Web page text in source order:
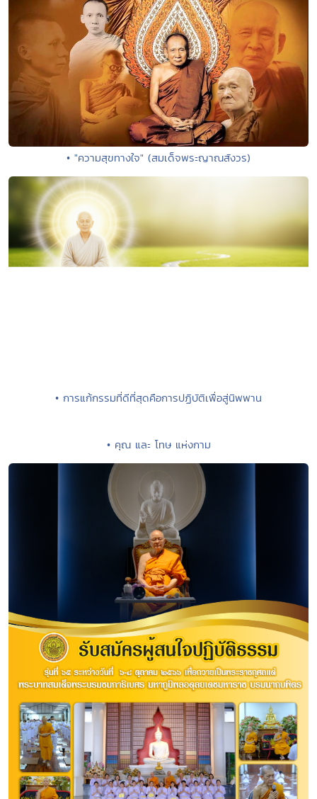
• "ความสุขทางใจ" (สมเด็จพระญาณสังวร)
• การแก้กรรมที่ดีที่สุดคือการปฏิบัติเพื่อสู่นิพพาน
• คุณ และ โทษ แห่งกาม